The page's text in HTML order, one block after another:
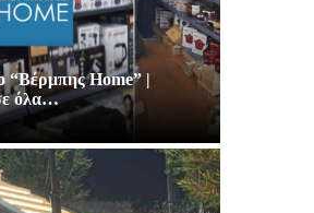
“Βέρμπης Home” |
όλα…